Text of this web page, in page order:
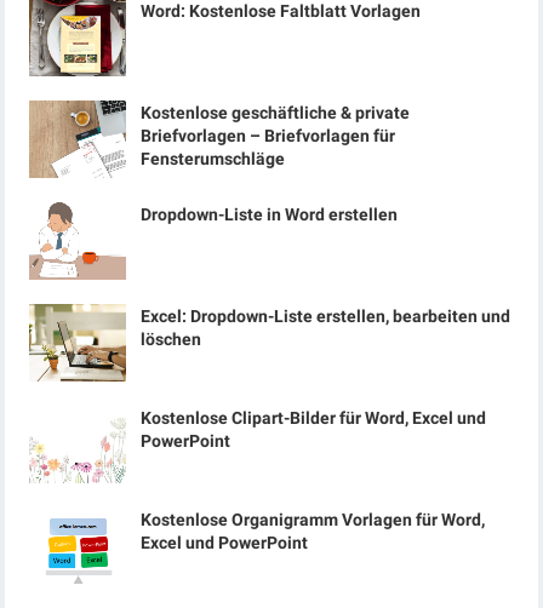
Word: Kostenlose Faltblatt Vorlagen
Kostenlose geschäftliche & private
Briefvorlagen – Briefvorlagen für
Fensterumschläge
Dropdown-Liste in Word erstellen
Excel: Dropdown-Liste erstellen, bearbeiten und
löschen
Kostenlose Clipart-Bilder für Word, Excel und
PowerPoint
Kostenlose Organigramm Vorlagen für Word,
Excel und PowerPoint